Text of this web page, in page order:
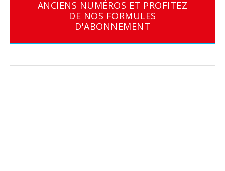
ANCIENS NUMÉROS ET PROFITEZ
DE NOS FORMULES
D'ABONNEMENT